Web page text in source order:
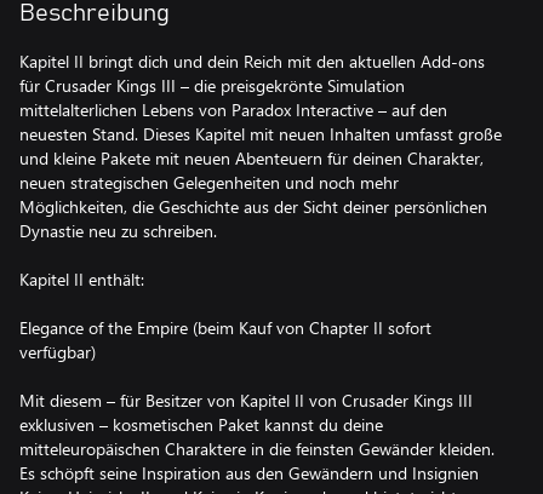
Beschreibung
Kapitel II bringt dich und dein Reich mit den aktuellen Add-ons
für Crusader Kings III – die preisgekrönte Simulation
mittelalterlichen Lebens von Paradox Interactive – auf den
neuesten Stand. Dieses Kapitel mit neuen Inhalten umfasst große
und kleine Pakete mit neuen Abenteuern für deinen Charakter,
neuen strategischen Gelegenheiten und noch mehr
Möglichkeiten, die Geschichte aus der Sicht deiner persönlichen
Dynastie neu zu schreiben.
Kapitel II enthält:
Elegance of the Empire (beim Kauf von Chapter II sofort
verfügbar)
Mit diesem – für Besitzer von Kapitel II von Crusader Kings III
exklusiven – kosmetischen Paket kannst du deine
mitteleuropäischen Charaktere in die feinsten Gewänder kleiden.
Es schöpft seine Inspiration aus den Gewändern und Insignien